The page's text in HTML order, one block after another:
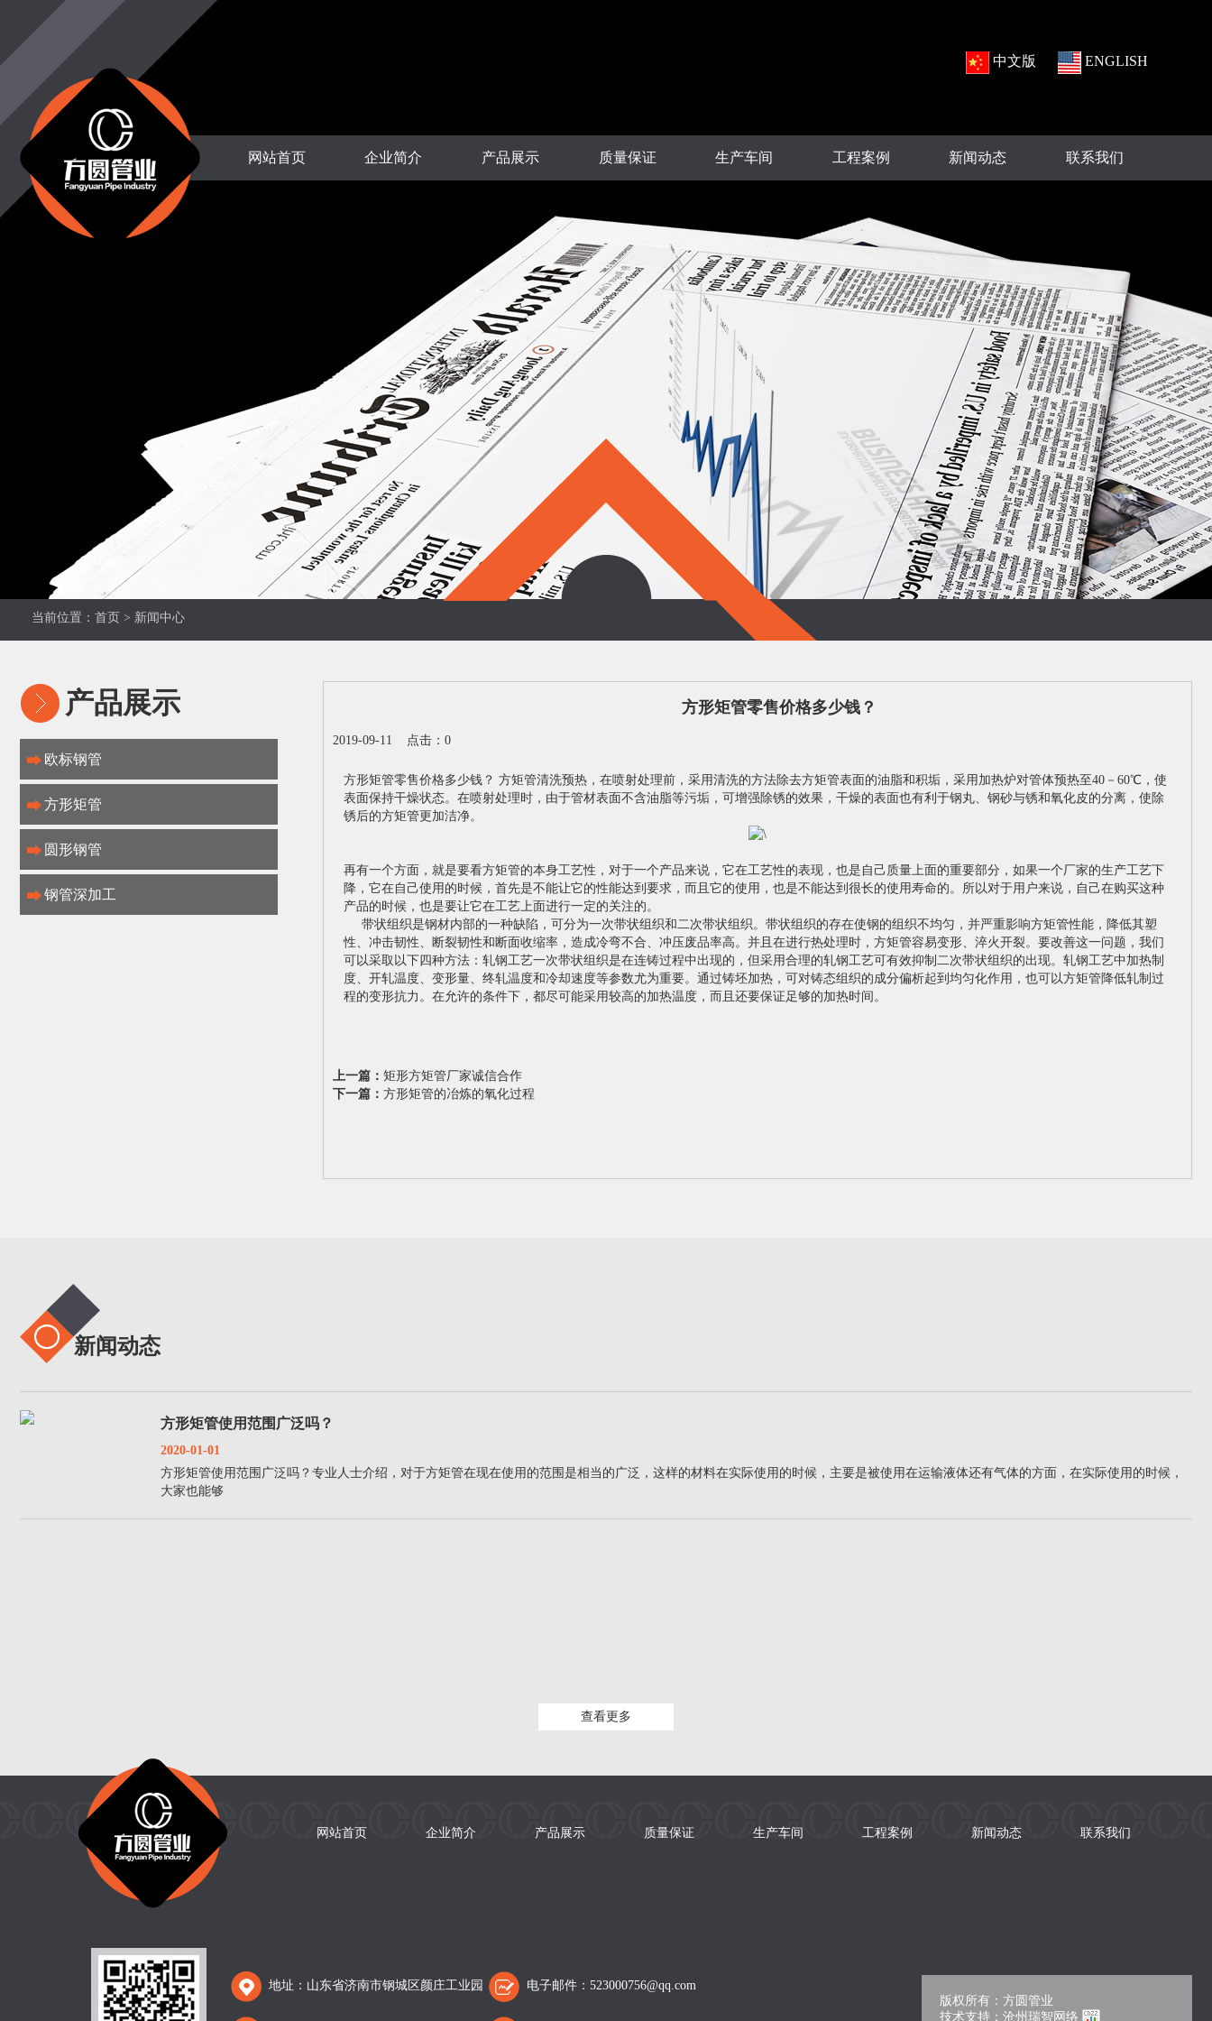
中文版 ENGLISH
网站首页 企业简介 产品展示 质量保证 生产车间 工程案例 新闻动态 联系我们
当前位置：首页 > 新闻中心
产品展示
欧标钢管
方形矩管
圆形钢管
钢管深加工
方形矩管零售价格多少钱？
2019-09-11 点击：0
方形矩管零售价格多少钱？ 方矩管清洗预热，在喷射处理前，采用清洗的方法除去方矩管表面的油脂和积垢，采用加热炉对管体预热至40－60℃，使
表面保持干燥状态。在喷射处理时，由于管材表面不含油脂等污垢，可增强除锈的效果，干燥的表面也有利于钢丸、钢砂与锈和氧化皮的分离，使除
锈后的方矩管更加洁净。
再有一个方面，就是要看方矩管的本身工艺性，对于一个产品来说，它在工艺性的表现，也是自己质量上面的重要部分，如果一个厂家的生产工艺下
降，它在自己使用的时候，首先是不能让它的性能达到要求，而且它的使用，也是不能达到很长的使用寿命的。所以对于用户来说，自己在购买这种
产品的时候，也是要让它在工艺上面进行一定的关注的。
带状组织是钢材内部的一种缺陷，可分为一次带状组织和二次带状组织。带状组织的存在使钢的组织不均匀，并严重影响方矩管性能，降低其塑
性、冲击韧性、断裂韧性和断面收缩率，造成冷弯不合、冲压废品率高。并且在进行热处理时，方矩管容易变形、淬火开裂。要改善这一问题，我们
可以采取以下四种方法：轧钢工艺一次带状组织是在连铸过程中出现的，但采用合理的轧钢工艺可有效抑制二次带状组织的出现。轧钢工艺中加热制
度、开轧温度、变形量、终轧温度和冷却速度等参数尤为重要。通过铸坯加热，可对铸态组织的成分偏析起到均匀化作用，也可以方矩管降低轧制过
程的变形抗力。在允许的条件下，都尽可能采用较高的加热温度，而且还要保证足够的加热时间。
上一篇： 矩形方矩管厂家诚信合作
下一篇： 方形矩管的冶炼的氧化过程
新闻动态
方形矩管使用范围广泛吗？
2020-01-01
方形矩管使用范围广泛吗？专业人士介绍，对于方矩管在现在使用的范围是相当的广泛，这样的材料在实际使用的时候，主要是被使用在运输液体还有气体的方面，在实际使用的时候，
大家也能够
查看更多
网站首页 企业简介 产品展示 质量保证 生产车间 工程案例 新闻动态 联系我们
地址：山东省济南市钢城区颜庄工业园
电子邮件：523000756@qq.com
版权所有：方圆管业
技术支持： 沧州瑞智网络